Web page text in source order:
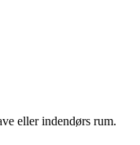
eller indendørs rum.